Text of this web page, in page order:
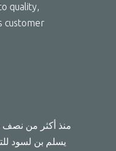
quality,
customer
منذ أكثر من
يسلم بن لسود